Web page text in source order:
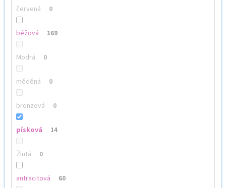
červená 0
béžová 169
Modrá 0
měděná 0
bronzová 0
písková 14
Žlutá 0
antracitová 60